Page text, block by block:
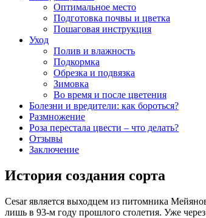
Оптимальное место
Подготовка почвы и цветка
Пошаговая инструкция
Уход
Полив и влажность
Подкормка
Обрезка и подвязка
Зимовка
Во время и после цветения
Болезни и вредители: как бороться?
Размножение
Роза перестала цвести – что делать?
Отзывы
Заключение
История создания сорта
Cesar является выходцем из питомника
лишь в 93-м году прошлого столетия. Уже